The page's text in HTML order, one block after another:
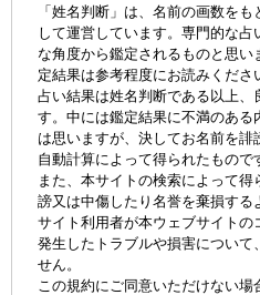
「姓名判断」は、名前の画数を
して運営しています。専門的な占
な角度から鑑定されるものと思
定結果は参考程度にお読みくださ
占い結果は姓名判断である以上、
す。中には鑑定結果に不満のある
は思いますが、決してお名前を
自動計算によって得られたもので
また、本サイトの検索によって
謗又は中傷したり名誉を棄損する
サイト利用者が本ウェブサイト
発生したトラブルや損害について
せん。
この規約にご同意いただけない